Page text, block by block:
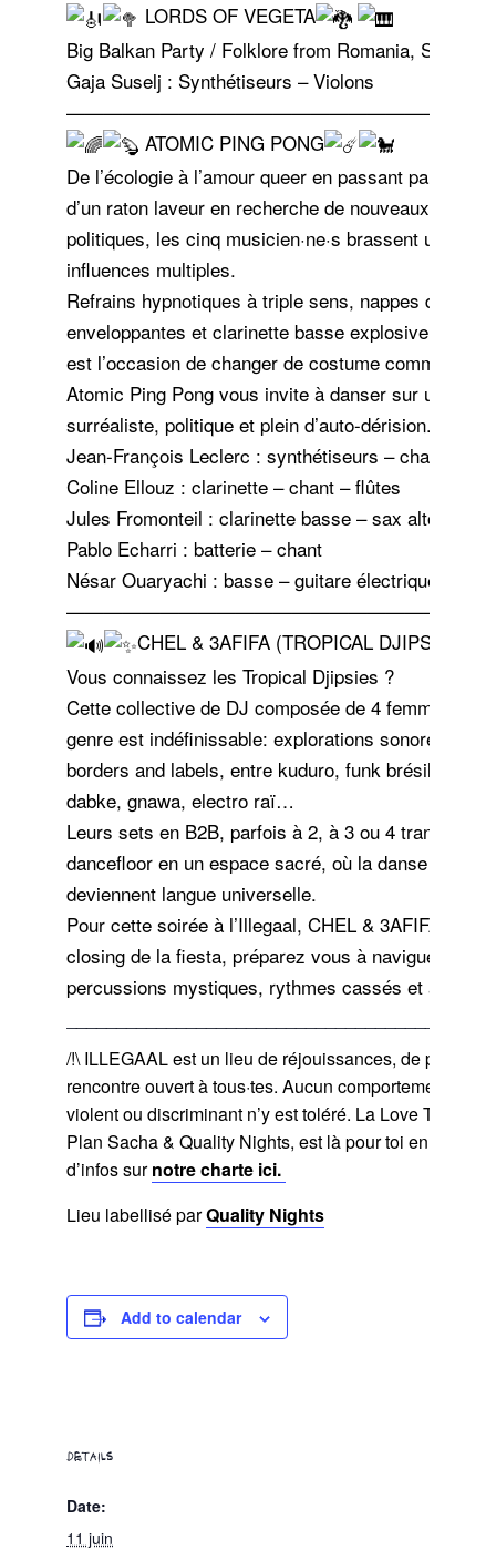
LORDS OF VEGETA
Big Balkan Party / Folklore from Romania, Serbia
Gaja Suselj : Synthétiseurs – Violons
——————————————————————
ATOMIC PING PONG
De l’écologie à l’amour queer en passant par la
d’un raton laveur en recherche de nouveaux
politiques, les cinq musicien·ne·s brassent une
influences multiples.
Refrains hypnotiques à triple sens, nappes de
enveloppantes et clarinette basse explosive,
est l’occasion de changer de costume comme de
Atomic Ping Pong vous invite à danser sur un
surréaliste, politique et plein d’auto-dérision.
Jean-François Leclerc : synthétiseurs – chant
Coline Ellouz : clarinette – chant – flûtes
Jules Fromonteil : clarinette basse – sax alto
Pablo Echarri : batterie – chant
Nésar Ouaryachi : basse – guitare électrique –
——————————————————————
CHEL & 3AFIFA (TROPICAL DJIPSIES)
Vous connaissez les Tropical Djipsies ?
Cette collective de DJ composée de 4 femmes de
genre est indéfinissable: explorations sonores
borders and labels, entre kuduro, funk brésilien,
dabke, gnawa, electro raï…
Leurs sets en B2B, parfois à 2, à 3 ou 4
dancefloor en un espace sacré, où la danse et le
deviennent langue universelle.
Pour cette soirée à l’Illegaal, CHEL & 3AFIFA
closing de la fiesta, préparez vous à naviguer entre
percussions mystiques, rythmes cassés et autres
/!\ ILLEGAAL est un lieu de réjouissances, de partage
rencontre ouvert à tous·tes. Aucun comportement
violent ou discriminant n’y est toléré. La Love Team,
Plan Sacha & Quality Nights, est là pour toi en cas de
d’infos surnotre charte ici.
Lieu labellisé parQuality Nights
Add to calendar
DETAILS
Date:
11 juin